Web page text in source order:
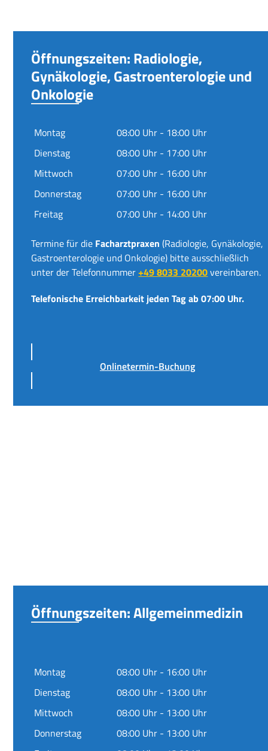
Öffnungszeiten: Radiologie,
Gynäkologie, Gastroenterologie und
Onkologie
Montag
08:00 Uhr - 18:00 Uhr
Dienstag
08:00 Uhr - 17:00 Uhr
Mittwoch
07:00 Uhr - 16:00 Uhr
Donnerstag
07:00 Uhr - 16:00 Uhr
Freitag
07:00 Uhr - 14:00 Uhr
Termine für die Facharztpraxen (Radiologie, Gynäkologie,
Gastroenterologie und Onkologie) bitte ausschließlich
unter der Telefonnummer+49 8033 20200vereinbaren.
Telefonische Erreichbarkeit jeden Tag ab 07:00 Uhr.
Onlinetermin-Buchung
Öffnungszeiten: Allgemeinmedizin
Montag
08:00 Uhr - 16:00 Uhr
Dienstag
08:00 Uhr - 13:00 Uhr
Mittwoch
08:00 Uhr - 13:00 Uhr
Donnerstag
08:00 Uhr - 13:00 Uhr